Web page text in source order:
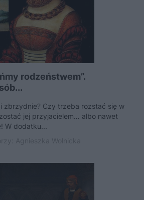
rodzeństwem”.
zbrzydnie? Czy trzeba rozstać się w
jej przyjacielem… albo nawet
W dodatku...